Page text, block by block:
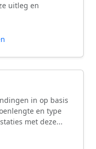
uitleg en
in op basis
en type
met deze...